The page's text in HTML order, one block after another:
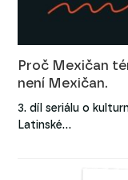
Proč Mexičan
není Mexičan.
3. díl seriálu o
Latinské…